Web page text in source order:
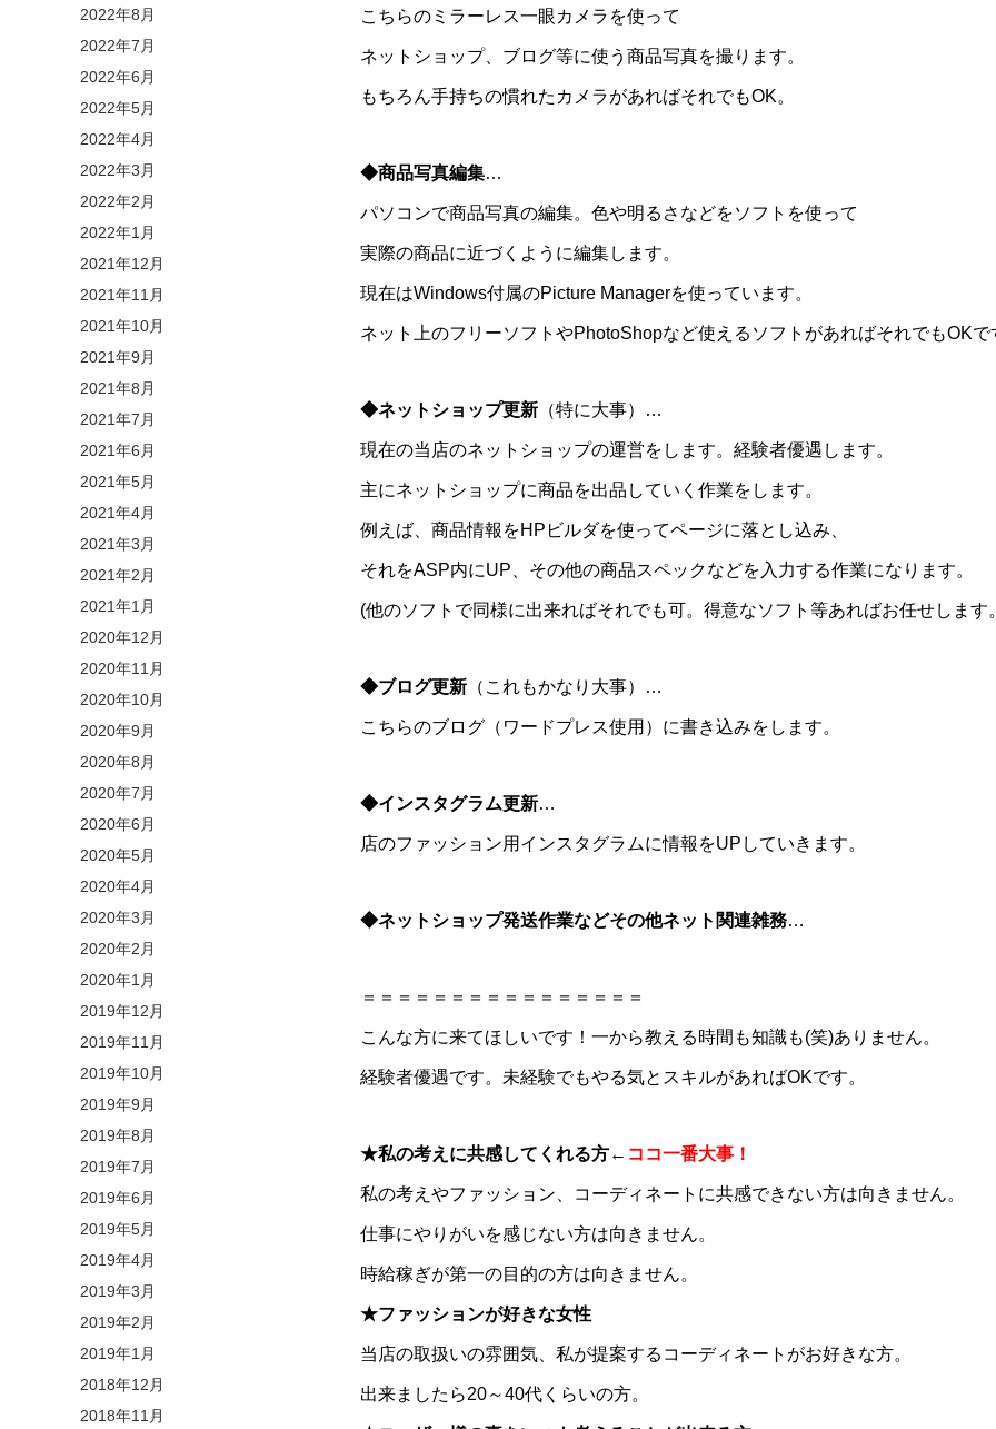
こちらのミラーレス一眼カメラを使って
ネットショップ、ブログ等に使う商品写真を撮ります。
もちろん手持ちの慣れたカメラがあればそれでもOK。
◆商品写真編集…
パソコンで商品写真の編集。色や明るさなどをソフトを使って
実際の商品に近づくように編集します。
現在はWindows付属のPicture Managerを使っています。
ネット上のフリーソフトやPhotoShopなど使えるソフトがあればそれでもOKで
◆ネットショップ更新 （特に大事）…
現在の当店のネットショップの運営をします。経験者優遇します。
主にネットショップに商品を出品していく作業をします。
例えば、商品情報をHPビルダを使ってページに落とし込み、
それをASP内にUP、その他の商品スペックなどを入力する作業になります。
(他のソフトで同様に出来ればそれでも可。得意なソフト等あればお任せします
◆ブログ更新 （これもかなり大事）…
こちらのブログ（ワードプレス使用）に書き込みをします。
◆インスタグラム更新…
店のファッション用インスタグラムに情報をUPしていきます。
◆ネットショップ発送作業などその他ネット関連雑務…
＝＝＝＝＝＝＝＝＝＝＝＝＝＝＝＝
こんな方に来てほしいです！一から教える時間も知識も(笑)ありません。
経験者優遇です。未経験でもやる気とスキルがあればOKです。
★私の考えに共感してくれる方← ココ一番大事！
私の考えやファッション、コーディネートに共感できない方は向きません。
仕事にやりがいを感じない方は向きません。
時給稼ぎが第一の目的の方は向きません。
★ファッションが好きな女性
当店の取扱いの雰囲気、私が提案するコーディネートがお好きな方。
出来ましたら20～40代くらいの方。
2022年8月
2022年7月
2022年6月
2022年5月
2022年4月
2022年3月
2022年2月
2022年1月
2021年12月
2021年11月
2021年10月
2021年9月
2021年8月
2021年7月
2021年6月
2021年5月
2021年4月
2021年3月
2021年2月
2021年1月
2020年12月
2020年11月
2020年10月
2020年9月
2020年8月
2020年7月
2020年6月
2020年5月
2020年4月
2020年3月
2020年2月
2020年1月
2019年12月
2019年11月
2019年10月
2019年9月
2019年8月
2019年7月
2019年6月
2019年5月
2019年4月
2019年3月
2019年2月
2019年1月
2018年12月
2018年11月